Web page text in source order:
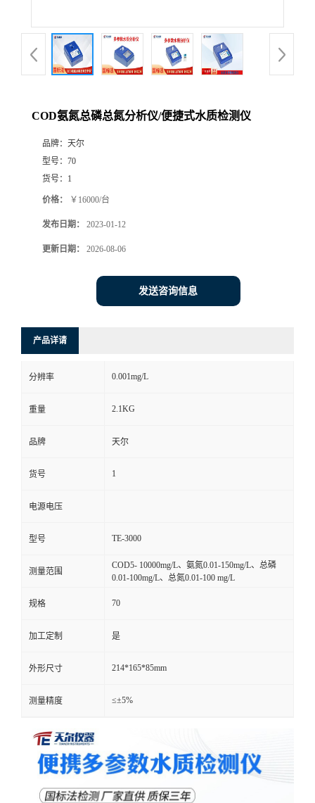
COD氨氮总磷总氮分析仪/便捷式水质检测仪
品牌： 天尔
型号： 70
货号： 1
价格： ￥16000/台
发布日期： 2023-01-12
更新日期： 2026-08-06
发送咨询信息
产品详请
分辨率 0.001mg/L
重量 2.1KG
品牌 天尔
货号 1
电源电压
型号 TE-3000
测量范围
COD5- 10000mg/L、氨氮0.01-150mg/L、总磷
0.01-100mg/L、总氮0.01-100 mg/L
规格 70
加工定制 是
外形尺寸 214*165*85mm
测量精度 ≤±5%